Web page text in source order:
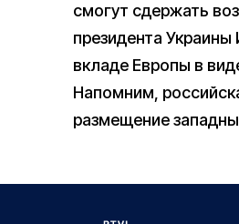
смогут сдержать
президента
вкладе Европы в
Напомним,
размещение